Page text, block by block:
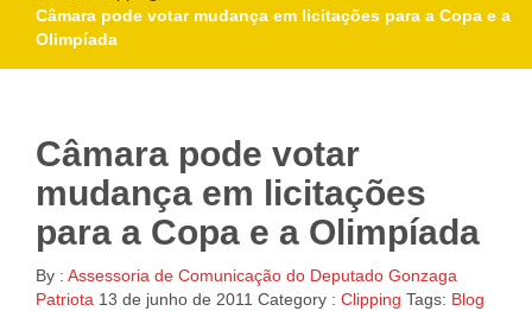
Câmara pode votar mudança em licitações para a Copa e a
Olimpíada
Câmara pode votar
mudança em licitações
para a Copa e a Olimpíada
By : Assessoria de Comunicação do Deputado Gonzaga
Patriota 13 de junho de 2011 Category : Clipping Tags: Blog